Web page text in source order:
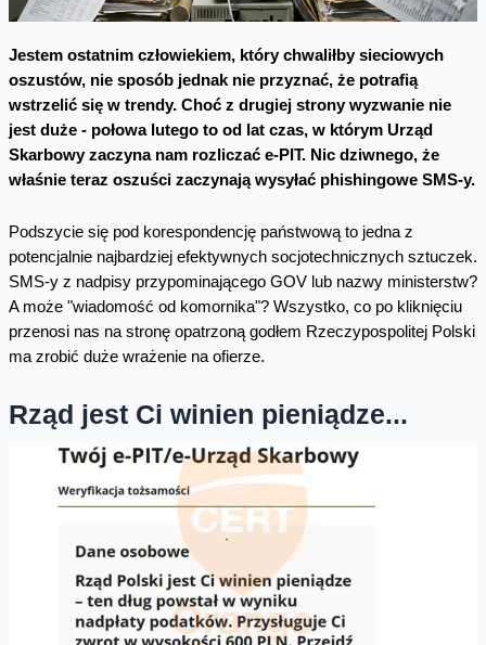
Jestem ostatnim człowiekiem, który chwaliłby sieciowych
oszustów, nie sposób jednak nie przyznać, że potrafią
wstrzelić się w trendy. Choć z drugiej strony wyzwanie nie
jest duże - połowa lutego to od lat czas, w którym Urząd
Skarbowy zaczyna nam rozliczać e-PIT. Nic dziwnego, że
właśnie teraz oszuści zaczynają wysyłać phishingowe SMS-y.
Podszycie się pod korespondencję państwową to jedna z
potencjalnie najbardziej efektywnych socjotechnicznych sztuczek.
SMS-y z nadpisy przypominającego GOV lub nazwy ministerstw?
A może "wiadomość od komornika"? Wszystko, co po kliknięciu
przenosi nas na stronę opatrzoną godłem Rzeczypospolitej Polski
ma zrobić duże wrażenie na ofierze.
Rząd jest Ci winien pieniądze...